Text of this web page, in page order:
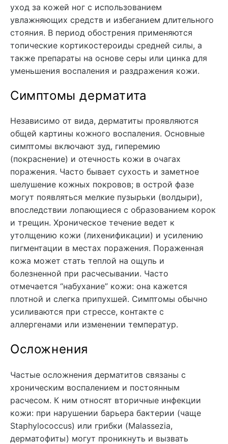
уход за кожей ног с использованием
увлажняющих средств и избеганием длительного
стояния. В период обострения применяются
топические кортикостероиды средней силы, а
также препараты на основе серы или цинка для
уменьшения воспаления и раздражения кожи.
Симптомы дерматита
Независимо от вида, дерматиты проявляются
общей картины кожного воспаления. Основные
симптомы включают зуд, гиперемию
(покраснение) и отечность кожи в очагах
поражения. Часто бывает сухость и заметное
шелушение кожных покровов; в острой фазе
могут появляться мелкие пузырьки (волдыри),
впоследствии лопающиеся с образованием корок
и трещин. Хроническое течение ведет к
утолщению кожи (лихенификации) и усилению
пигментации в местах поражения. Пораженная
кожа может стать теплой на ощупь и
болезненной при расчесывании. Часто
отмечается “набухание” кожи: она кажется
плотной и слегка припухшей. Симптомы обычно
усиливаются при стрессе, контакте с
аллергенами или изменении температур.
Осложнения
Частые осложнения дерматитов связаны с
хроническим воспалением и постоянным
расчесом. К ним относят вторичные инфекции
кожи: при нарушении барьера бактерии (чаще
Staphylococcus) или грибки (Malassezia,
дерматофиты) могут проникнуть и вызвать